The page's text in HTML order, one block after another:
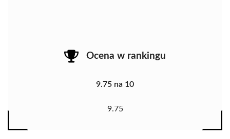
Ocena w rankingu
9.75 na 10
9.75